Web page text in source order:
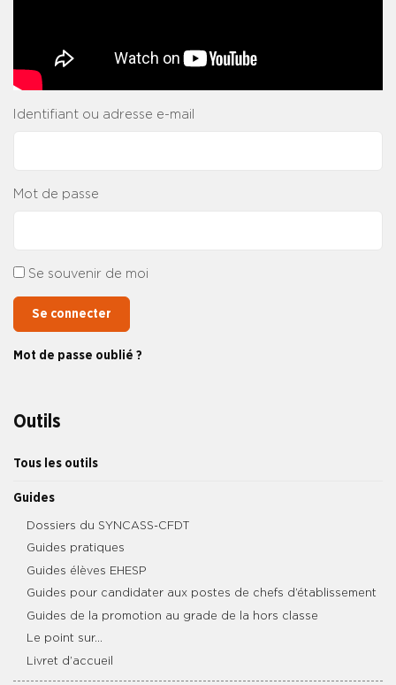
Outils
Tous les outils
Guides
Dossiers du SYNCASS-CFDT
Guides pratiques
Guides élèves EHESP
Guides pour candidater aux postes de chefs d’établissement
Guides de la promotion au grade de la hors classe
Le point sur…
Livret d’accueil
Identifiant ou adresse e-mail
Mot de passe
Se souvenir de moi
Se connecter
Mot de passe oublié ?